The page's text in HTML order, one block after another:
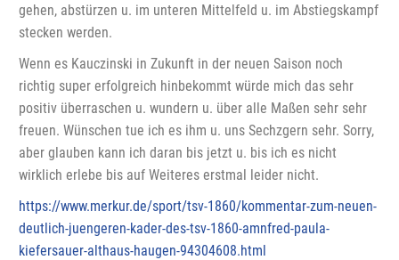
gehen, abstürzen u. im unteren Mittelfeld u. im Abstiegskampf
stecken werden.
Wenn es Kauczinski in Zukunft in der neuen Saison noch
richtig super erfolgreich hinbekommt würde mich das sehr
positiv überraschen u. wundern u. über alle Maßen sehr sehr
freuen. Wünschen tue ich es ihm u. uns Sechzgern sehr. Sorry,
aber glauben kann ich daran bis jetzt u. bis ich es nicht
wirklich erlebe bis auf Weiteres erstmal leider nicht.
https://www.merkur.de/sport/tsv-1860/kommentar-zum-neuen-
deutlich-juengeren-kader-des-tsv-1860-amnfred-paula-
kiefersauer-althaus-haugen-94304608.html